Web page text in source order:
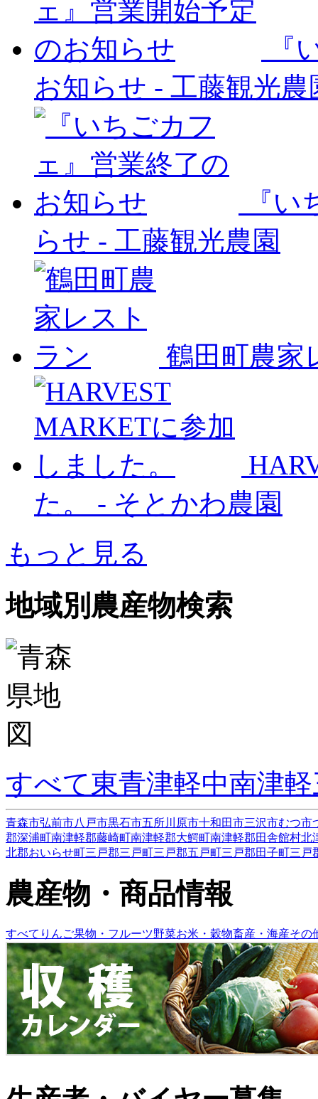
『
お知らせ - 工藤観光農
『
らせ - 工藤観光農園
鶴田町農家
た。
- そとかわ農園
もっと見る
地域別農産物検索
すべて東青津軽中南津軽
青森市弘前市八戸市黒石市五所川原市十和田市三沢市むつ市
郡深浦町南津軽郡藤崎町南津軽郡大鰐町南津軽郡田舎館村北
北郡おいらせ町三戸郡三戸町三戸郡五戸町三戸郡田子町三戸
農産物・商品情報
すべて りんご果物・フルーツ野菜お米・穀物畜産・海産その